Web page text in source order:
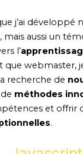
j’ai développé
mais aussi un
l’
que webmaster,
recherche de
méthodes
et offrir
.